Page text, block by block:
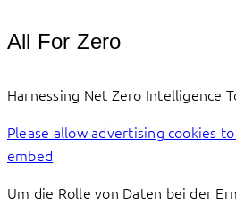
All For Zero
Harnessing Net Zero Intelligence
Please allow advertising cookies
embed
Um die Rolle von Daten bei der